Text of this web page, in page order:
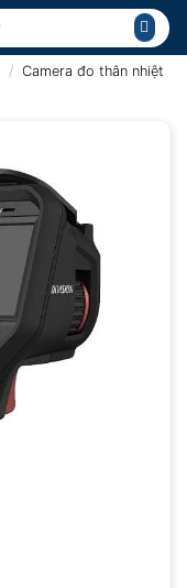
/ Camera đo thân nhiệt